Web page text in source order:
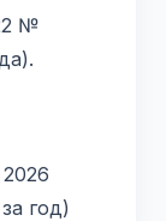
№
год)